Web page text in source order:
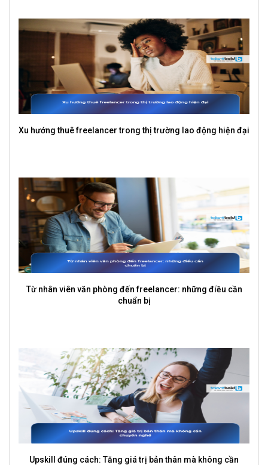
Freelancer là tự do thời gian hay đánh đổi sự ổn định?
Gig Economy và Freelancer: Sự thay đổi của thế giới việc
làm
Freelancer có thay thế nhân viên toàn thời gian không?